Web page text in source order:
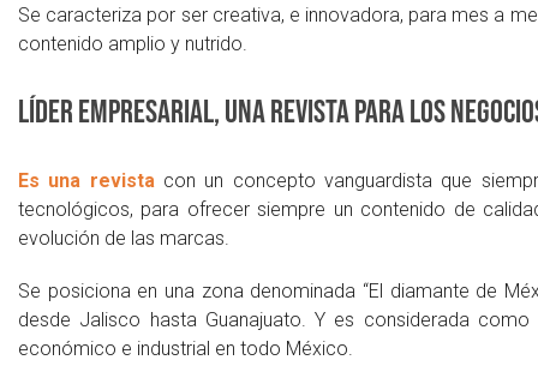
Se caracteriza por ser creativa, e innovadora, para mes a
contenido amplio y nutrido.
Líder empresarial, una revista para los
Es una revistacon un concepto vanguardista que
tecnológicos, para ofrecer siempre un contenido de
evolución de las marcas.
Se posiciona en una zona denominada “El diamante de
desde Jalisco hasta Guanajuato. Y es considerada
económico e industrial en todo México.